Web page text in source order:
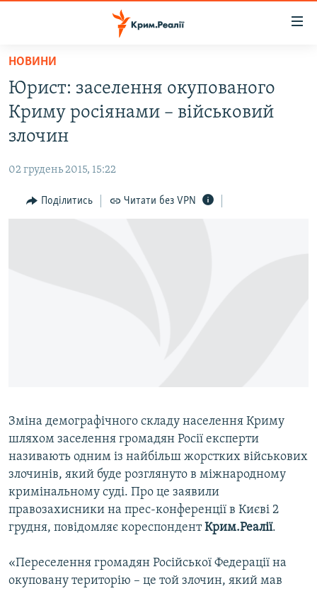
Перейти
основного
матеріалу
Перейти
до
основної
навігації
Перейти
до
ВОДА.КРИМ
ВІДЕО ТА ФОТО
БЛОГИ
ПОГЛЯД
Усі сайти RFE/RL
НОВИНИ
Юрист: заселення окупованого
Криму росіянами – військовий
злочин
02 грудень 2015, 15:22
Поділитись Читати без VPN
Зміна демографічного складу населення Криму
шляхом заселення громадян Росії експерти
називають одним із найбільш жорстких військових
злочинів, який буде розглянуто в міжнародному
кримінальному суді. Про це заявили
правозахисники на прес-конференції в Києві 2
грудня, повідомляє кореспондентКрим.Реалії.
«Переселення громадян Російської Федерації на
окуповану територію – це той злочин, який мав